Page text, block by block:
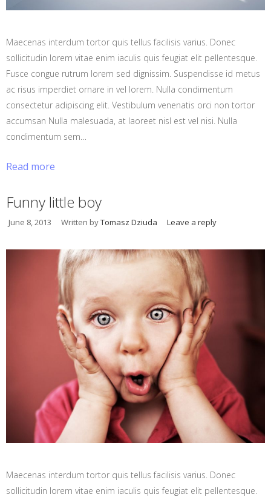
Maecenas interdum tortor quis tellus facilisis varius. Donec
sollicitudin lorem vitae enim iaculis quis feugiat elit pellentesque.
Fusce congue rutrum lorem sed dignissim. Suspendisse id metus
ac risus imperdiet ornare in vel lorem. Nulla condimentum
consectetur adipiscing elit. Vestibulum venenatis orci non tortor
accumsan Nulla malesuada, at laoreet nisl est vel nisi. Nulla
condimentum sem…
Read more
Funny little boy
June 8, 2013 Written byTomasz Dziuda Leave a reply
Maecenas interdum tortor quis tellus facilisis varius. Donec
sollicitudin lorem vitae enim iaculis quis feugiat elit pellentesque.